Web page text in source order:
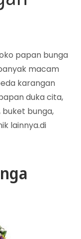
papan bunga
macam
karangan
duka cita,
bunga,
lainnya.di